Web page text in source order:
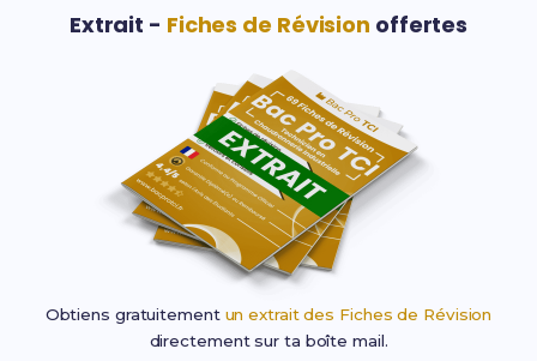
Extrait - Fiches de Révision offertes
Obtiens gratuitement un extrait des Fiches de Révision
directement sur ta boîte mail.